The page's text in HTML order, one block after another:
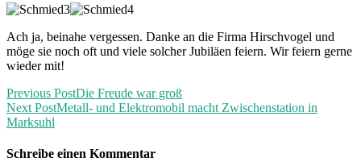
Ach ja, beinahe vergessen. Danke an die Firma Hirschvogel und
möge sie noch oft und viele solcher Jubiläen feiern. Wir feiern gerne
wieder mit!
Previous PostDie Freude war groß
Next PostMetall- und Elektromobil macht Zwischenstation in
Marksuhl
Schreibe einen Kommentar